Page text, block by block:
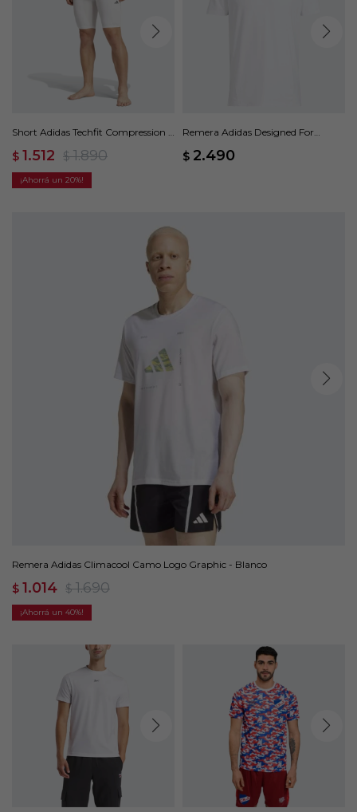
Short Adidas Techfit Compression -
$ 1.512 $ 1.890
20
Remera Adidas Designed For
$ 2.490
Remera Adidas Climacool Camo Logo Graphic - Blanco
$ 1.014 $ 1.690
40